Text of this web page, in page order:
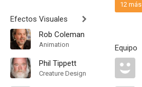
Efectos Visuales
Rob Coleman
Animation
Phil Tippett
Creature Design
12 más
Equipo